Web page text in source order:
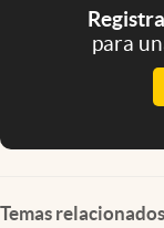
para
Temas relacionados